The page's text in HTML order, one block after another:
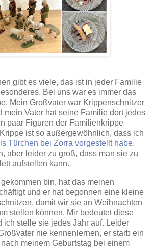
gibt es viele, das ist in jeder Familie
Bei uns war es immer das
Mein Großvater war Krippenschnitzer
mein Vater hat seine Familie dort jedes
paar Figuren der Familienkrippe
ist so außergewöhnlich, dass ich
Türchen bei Zorra vorgestellt habe.
aber leider zu groß, dass man sie zu
aufstellen kann.
bin, hat das meinen
und er hat begonnen eine kleine
damit wir sie an Weihnachten
stellen können. Mir bedeutet diese
ich stelle sie jedes Jahr auf. Leider
nie kennenlernen, er starb ein
meinem Geburtstag bei einem